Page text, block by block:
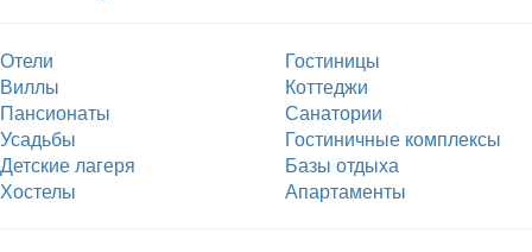
Отели
Гостиницы
Виллы
Коттеджи
Пансионаты
Санатории
Усадьбы
Гостиничные комплексы
Детские лагеря
Базы отдыха
Хостелы
Апартаменты